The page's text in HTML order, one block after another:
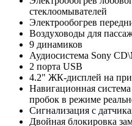
стеклоомывателей
Электрообогрев
Воздуховоды для
9 динамиков
Аудиосистема Sony
2 порта USB
4.2" ЖК-дисплей на
Навигационная
пробок в режиме
Сигнализация с
Двойная блокировка